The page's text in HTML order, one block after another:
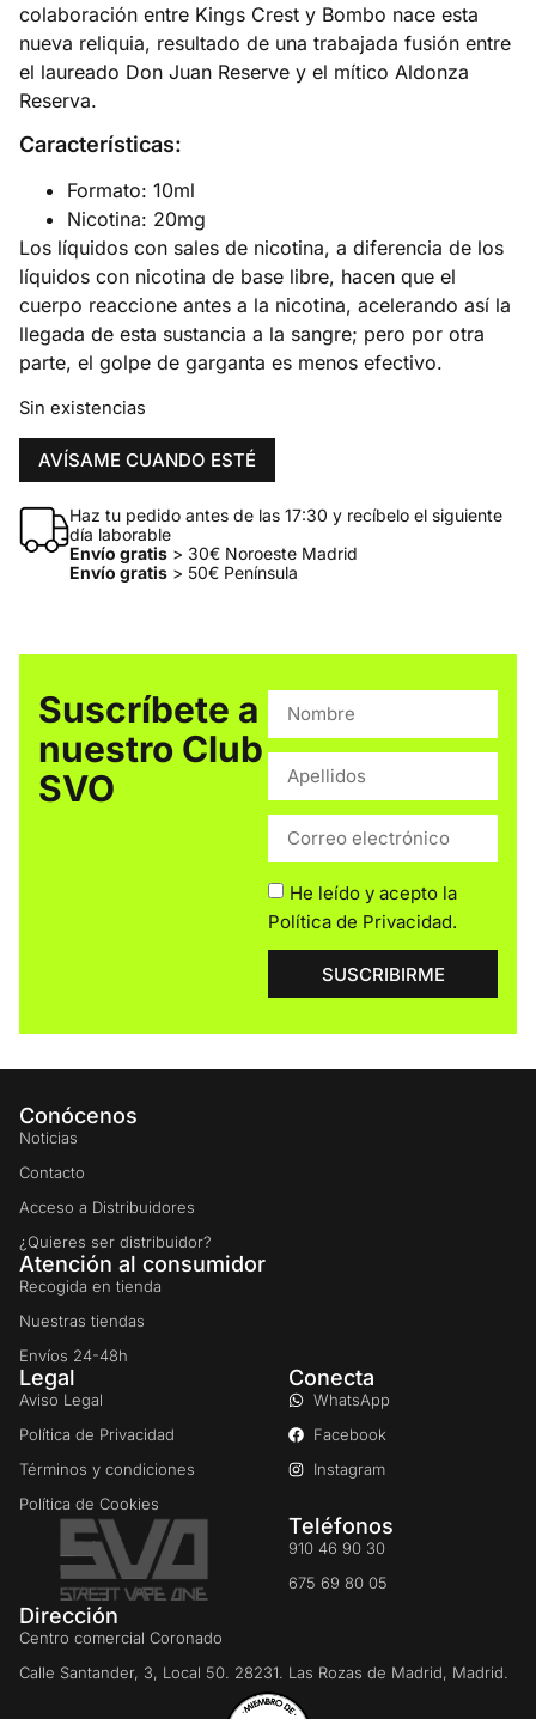
colaboración entre Kings Crest y Bombo nace esta
nueva reliquia, resultado de una trabajada fusión entre
el laureado Don Juan Reserve y el mítico Aldonza
Reserva.
Características:
Formato: 10ml
Nicotina: 20mg
Los líquidos con sales de nicotina, a diferencia de los
líquidos con nicotina de base libre, hacen que el
cuerpo reaccione antes a la nicotina, acelerando así la
llegada de esta sustancia a la sangre; pero por otra
parte, el golpe de garganta es menos efectivo.
Sin existencias
AVÍSAME CUANDO ESTÉ
Haz tu pedido antes de las 17:30 y recíbelo el siguiente
día laborable
Envío gratis> 30€ Noroeste Madrid
Envío gratis> 50€ Península
Suscríbete a
nuestro Club
SVO
He leído y acepto la
Política de Privacidad.
SUSCRIBIRME
Conócenos
Noticias
Contacto
Acceso a Distribuidores
¿Quieres ser distribuidor?
Atención al consumidor
Recogida en tienda
Nuestras tiendas
Envíos 24-48h
Legal
Aviso Legal
Política de Privacidad
Términos y condiciones
Política de Cookies
Conecta
WhatsApp
Facebook
Instagram
Teléfonos
910 46 90 30
675 69 80 05
Dirección
Centro comercial Coronado
Calle Santander, 3, Local 50. 28231. Las Rozas de Madrid, Madrid.